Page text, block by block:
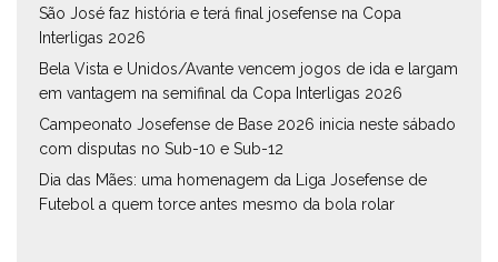
São José faz história e terá final josefense na Copa
Interligas 2026
Bela Vista e Unidos/Avante vencem jogos de ida e largam
em vantagem na semifinal da Copa Interligas 2026
Campeonato Josefense de Base 2026 inicia neste sábado
com disputas no Sub-10 e Sub-12
Dia das Mães: uma homenagem da Liga Josefense de
Futebol a quem torce antes mesmo da bola rolar